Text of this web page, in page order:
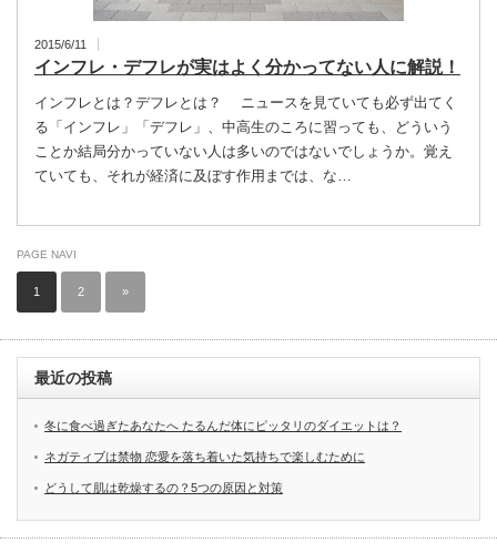
2015/6/11
インフレ・デフレが実はよく分かってない人に解説！
インフレとは？デフレとは？ ニュースを見ていても必ず出てく
る「インフレ」「デフレ」、中高生のころに習っても、どういう
ことか結局分かっていない人は多いのではないでしょうか。覚え
ていても、それが経済に及ぼす作用までは、な…
PAGE NAVI
1 2 »
最近の投稿
冬に食べ過ぎたあなたへ たるんだ体にピッタリのダイエットは？
ネガティブは禁物 恋愛を落ち着いた気持ちで楽しむために
どうして肌は乾燥するの？5つの原因と対策